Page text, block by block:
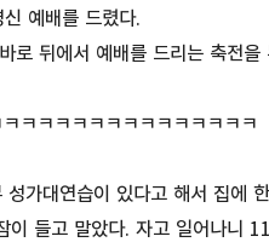
예배를 드렸다.
로 뒤에서 예배를 드리는 축전을
ㅋㅋㅋㅋㅋㅋㅋㅋㅋㅋㅋㅋㅋㅋ
가대연습이 있다고 해서 집에
이 들고 말았다. 자고 일어나니